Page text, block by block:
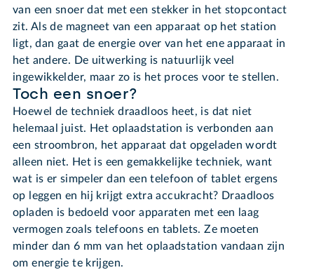
van een snoer dat met een stekker in het stopcontact
zit. Als de magneet van een apparaat op het station
ligt, dan gaat de energie over van het ene apparaat in
het andere. De uitwerking is natuurlijk veel
ingewikkelder, maar zo is het proces voor te stellen.
Toch een snoer?
Hoewel de techniek draadloos heet, is dat niet
helemaal juist. Het oplaadstation is verbonden aan
een stroombron, het apparaat dat opgeladen wordt
alleen niet. Het is een gemakkelijke techniek, want
wat is er simpeler dan een telefoon of tablet ergens
op leggen en hij krijgt extra accukracht? Draadloos
opladen is bedoeld voor apparaten met een laag
vermogen zoals telefoons en tablets. Ze moeten
minder dan 6 mm van het oplaadstation vandaan zijn
om energie te krijgen.